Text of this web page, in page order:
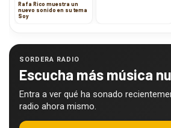
Rafa Rico muestra un
nuevo sonido en su tema
Soy
SORDERA RADIO
Escucha más música
Entra a ver qué ha sonado
radio ahora mismo.